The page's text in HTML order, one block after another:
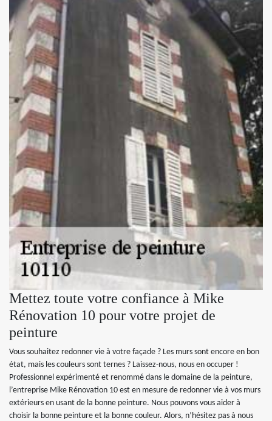
Mettez toute votre confiance à Mike
Rénovation 10 pour votre projet de
peinture
Vous souhaitez redonner vie à votre façade ? Les murs sont encore en bon
état, mais les couleurs sont ternes ? Laissez-nous, nous en occuper !
Professionnel expérimenté et renommé dans le domaine de la peinture,
l’entreprise Mike Rénovation 10 est en mesure de redonner vie à vos murs
extérieurs en usant de la bonne peinture. Nous pouvons vous aider à
choisir la bonne peinture et la bonne couleur. Alors, n’hésitez pas à nous